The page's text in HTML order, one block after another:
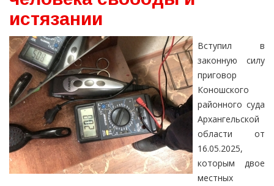
истязании
Вступил в
законную силу
приговор
Коношского
районного суда
Архангельской
области от
16.05.2025,
которым двое
местных